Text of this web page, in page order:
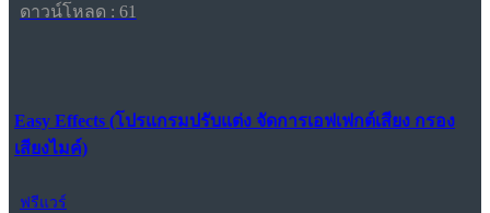
ดาวน์โหลด : 61
Easy Effects (โปรแกรมปรับแต่ง จัดการเอฟเฟกต์เสียง กรอง
เสียงไมค์)
ฟรีแวร์